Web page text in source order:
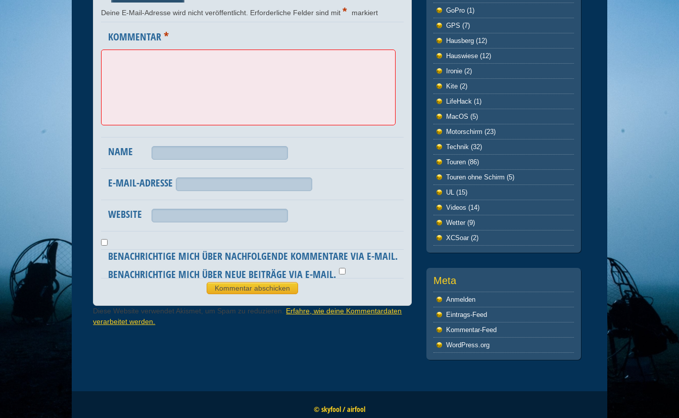
Deine E-Mail-Adresse wird nicht veröffentlicht. Erforderliche Felder sind mit * markiert
KOMMENTAR*
NAME
E-MAIL-ADRESSE
WEBSITE
BENACHRICHTIGE MICH ÜBER NACHFOLGENDE KOMMENTARE VIA E-MAIL.
BENACHRICHTIGE MICH ÜBER NEUE BEITRÄGE VIA E-MAIL.
Diese Website verwendet Akismet, um Spam zu reduzieren. Erfahre, wie deine Kommentardaten
verarbeitet werden.
GoPro (1)
GPS (7)
Hausberg (12)
Hauswiese (12)
Ironie (2)
Kite (2)
LifeHack (1)
MacOS (5)
Motorschirm (23)
Technik (32)
Touren (86)
Touren ohne Schirm (5)
UL (15)
Videos (14)
Wetter (9)
XCSoar (2)
Meta
Anmelden
Eintrags-Feed
Kommentar-Feed
WordPress.org
© skyfool / airfool